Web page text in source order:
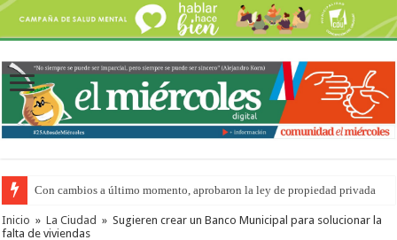
Con cambios a último momento, aprobaron la ley de propiedad privada
Inicio » La Ciudad » Sugieren crear un Banco Municipal para solucionar la
falta de viviendas